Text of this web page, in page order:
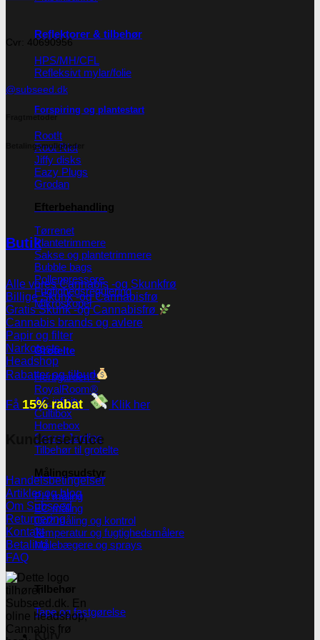
Reflektorer & tilbehør
HPS/MH/CFL
Refleksivt mylar/folie
Forspiring og plantestart
Root!t
Root Riot
Jiffy disks
Eazy Plugs
Grodan
Efterbehandling
Tørrenet
Plantetrimmere
Sakse og plantetrimmere
Bubble bags
Pollenpressere
Fugtighedsregulering
Mikroskoper
Grotelte
Herbgarden™
RoyalRoom®
AC infinity
Cultibox
Homebox
Secret Jardine
Tilbehør til grotelte
Målingsudstyr
PH måling
EC måling
Co2 måling og kontrol
Temperatur og fugtighedsmålere
Målebægere og sprays
Tilbehør
Tape og fastgørelse
Kurv
Cvr: 40690956
@subseed.dk
Fragtmetoder
Betalingsmuligheder
Butik
Alle vores Cannabis -og Skunkfrø
Billige Skunk -og Cannabisfrø
Gratis Skunk -og Cannabisfrø
Cannabis brands og avlere
Papir og filter
Narkotests
Headshop
Rabatter og tilbud
Få 15% rabat Klik her
Kunderservice
Handelsbetingelser
Artikler og blog
Om Subseed
Returnering
Kontakt
Betaling
FAQ